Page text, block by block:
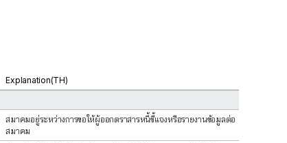
Explanation(TH)
สมาคมอยู่ระหว่างการขอให้ผู้ออกตราสารหนี้ชี้แจงหรือรายงานข้อมูลต่อ
สมาคม